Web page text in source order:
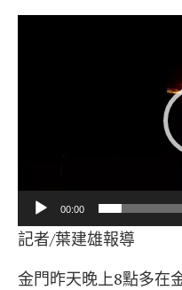
00:00
記者/葉建雄報導
金門昨天晚上8點多在